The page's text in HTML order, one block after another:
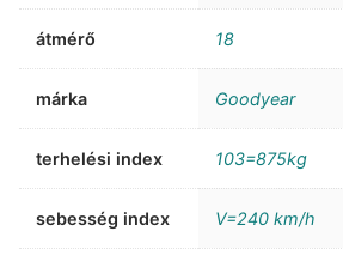
átmérő 18
márka Goodyear
terhelési index 103=875kg
sebesség index V=240 km/h